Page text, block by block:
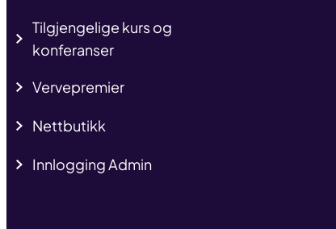
Tilgjengelige kurs og
konferanser
Vervepremier
Nettbutikk
Innlogging Admin